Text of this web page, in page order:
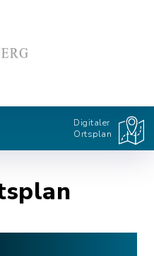
Digitaler
Ortsplan